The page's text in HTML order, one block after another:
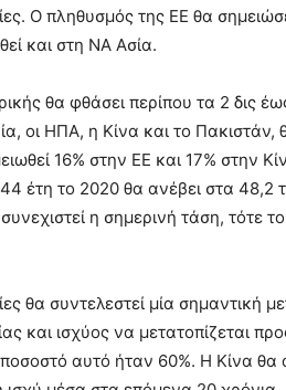
Ο πληθυσμός της ΕΕ θα
και στη ΝΑ Ασία.
θα φθάσει περίπου τα 2 δις
οι ΗΠΑ, η Κίνα και το
16% στην ΕΕ και 17% στην
44 έτη το 2020 θα ανέβει στα
η σημερινή τάση,
θα συντελεστεί μία σημαντική
και ισχύος να μετατοπίζεται
αυτό ήταν 60%. Η Κίνα θα